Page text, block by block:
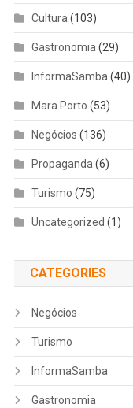
Cultura (103)
Gastronomia (29)
InformaSamba (40)
Mara Porto (53)
Negócios (136)
Propaganda (6)
Turismo (75)
Uncategorized (1)
CATEGORIES
Negócios
Turismo
InformaSamba
Gastronomia